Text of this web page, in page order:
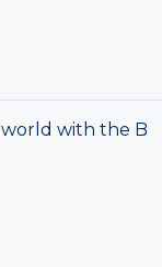
with the B